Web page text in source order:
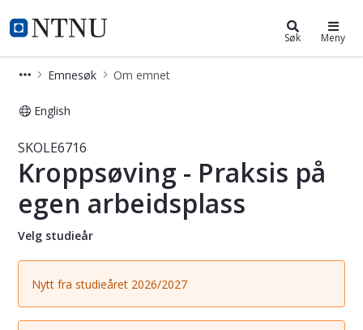
NTNU Hjemmeside
Studier Søk Meny
Emnesøk Om emnet
English
Emne - Kroppsøving - Praksis på
SKOLE6716
Kroppsøving - Praksis på
egen arbeidsplass
Velg studieår
Nytt fra studieåret 2026/2027